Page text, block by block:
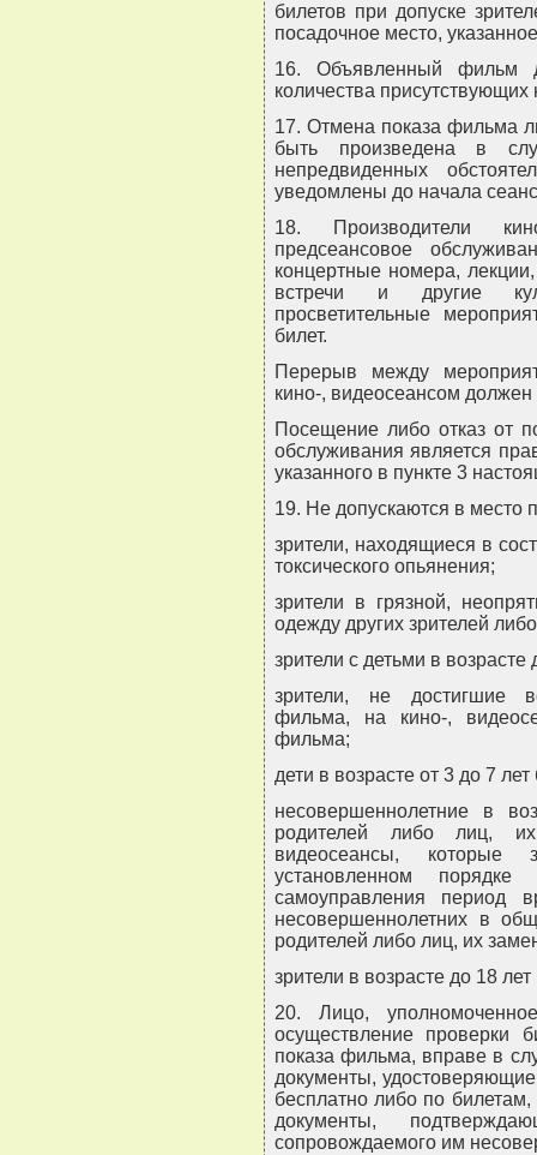
билетов при допуске
посадочное место,
16. Объявленный фильм
количества присутствующих
17. Отмена показа фильма
быть произведена в
непредвиденных
уведомлены до начала
18. Производители
предсеансовое
концертные номера,
встречи и другие
просветительные
билет.
Перерыв между
кино-, видеосеансом
Посещение либо отказ от
обслуживания является
указанного в пункте 3
19. Не допускаются в место
зрители, находящиеся в
токсического опьянения;
зрители в грязной,
одежду других зрителей
зрители с детьми в возрасте
зрители, не достигшие
фильма, на кино-,
фильма;
дети в возрасте от 3 до 7
несовершеннолетние в
родителей либо лиц,
видеосеансы, которые
установленном
самоуправления период
несовершеннолетних в
родителей либо лиц, их
зрители в возрасте до 18
20. Лицо,
осуществление проверки
показа фильма, вправе в
документы,
бесплатно либо по
документы,
сопровождаемого им